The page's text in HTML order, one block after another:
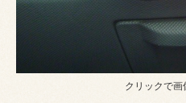
クリックで画